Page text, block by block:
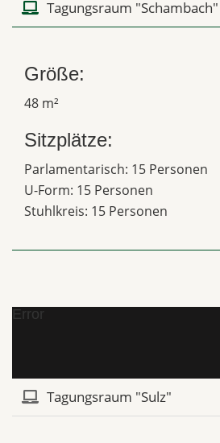
Tagungsraum "Schambach"
Größe:
48 m²
Sitzplätze:
Parlamentarisch: 15 Personen
U-Form: 15 Personen
Stuhlkreis: 15 Personen
Error
Tagungsraum "Sulz"